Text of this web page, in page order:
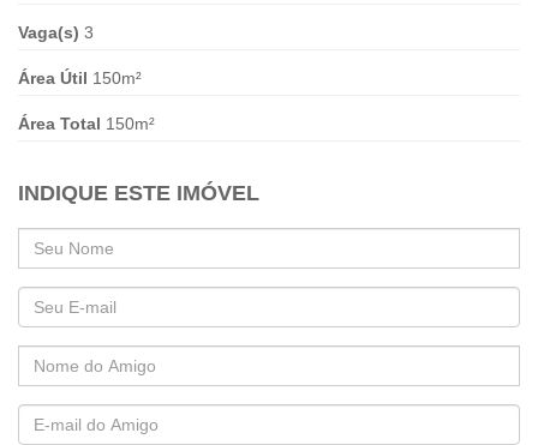
Vaga(s) 3
Área Útil 150m²
Área Total 150m²
INDIQUE ESTE IMÓVEL